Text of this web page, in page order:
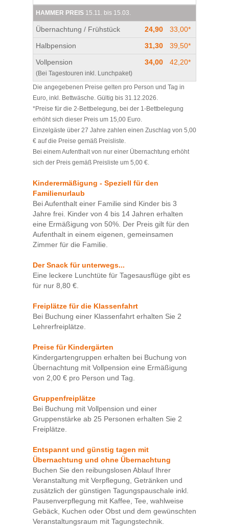
Spaß gemacht hat! Ein tolles Erlebnis für alle.
Vielen Dank an das gesamte Team für die
schöne Zeit. Wir kommen gerne wieder.
HAMMER PREIS 15.11. bis 15.03.
Übernachtung / Frühstück 24,90
33,00*
Halbpension
31,30
39,50*
Vollpension
(Bei Tagestouren inkl. Lunchpaket)
34,00 42,20*
Die angegebenen Preise gelten pro Person und Tag in
Euro, inkl. Bettwäsche. Gültig bis 31.12.2026.
*Preise für die 2-Bettbelegung, bei der 1-Bettbelegung
erhöht sich dieser Preis um 15,00 Euro.
Einzelgäste über 27 Jahre zahlen einen Zuschlag von 5,00
€ auf die Preise gemäß Preisliste.
Bei einem Aufenthalt von nur einer Übernachtung erhöht
sich der Preis gemäß Preisliste um 5,00 €.
Kinderermäßigung - Speziell für den
Familienurlaub
Bei Aufenthalt einer Familie sind Kinder bis 3
Jahre frei. Kinder von 4 bis 14 Jahren erhalten
eine Ermäßigung von 50%. Der Preis gilt für den
Aufenthalt in einem eigenen, gemeinsamen
Zimmer für die Familie.
Der Snack für unterwegs...
Eine leckere Lunchtüte für Tagesausflüge gibt es
für nur 8,80 €.
Freiplätze für die Klassenfahrt
Bei Buchung einer Klassenfahrt erhalten Sie 2
Lehrerfreiplätze.
Preise für Kindergärten
Kindergartengruppen erhalten bei Buchung von
Übernachtung mit Vollpension eine Ermäßigung
von 2,00 € pro Person und Tag.
Gruppenfreiplätze
Bei Buchung mit Vollpension und einer
Gruppenstärke ab 25 Personen erhalten Sie 2
Freiplätze.
Entspannt und günstig tagen mit
Übernachtung und ohne Übernachtung
Buchen Sie den reibungslosen Ablauf Ihrer
Veranstaltung mit Verpflegung, Getränken und
zusätzlich der günstigen Tagungspauschale inkl.
Pausenverpflegung mit Kaffee, Tee, wahlweise
Gebäck, Kuchen oder Obst und dem gewünschten
Veranstaltungsraum mit Tagungstechnik.